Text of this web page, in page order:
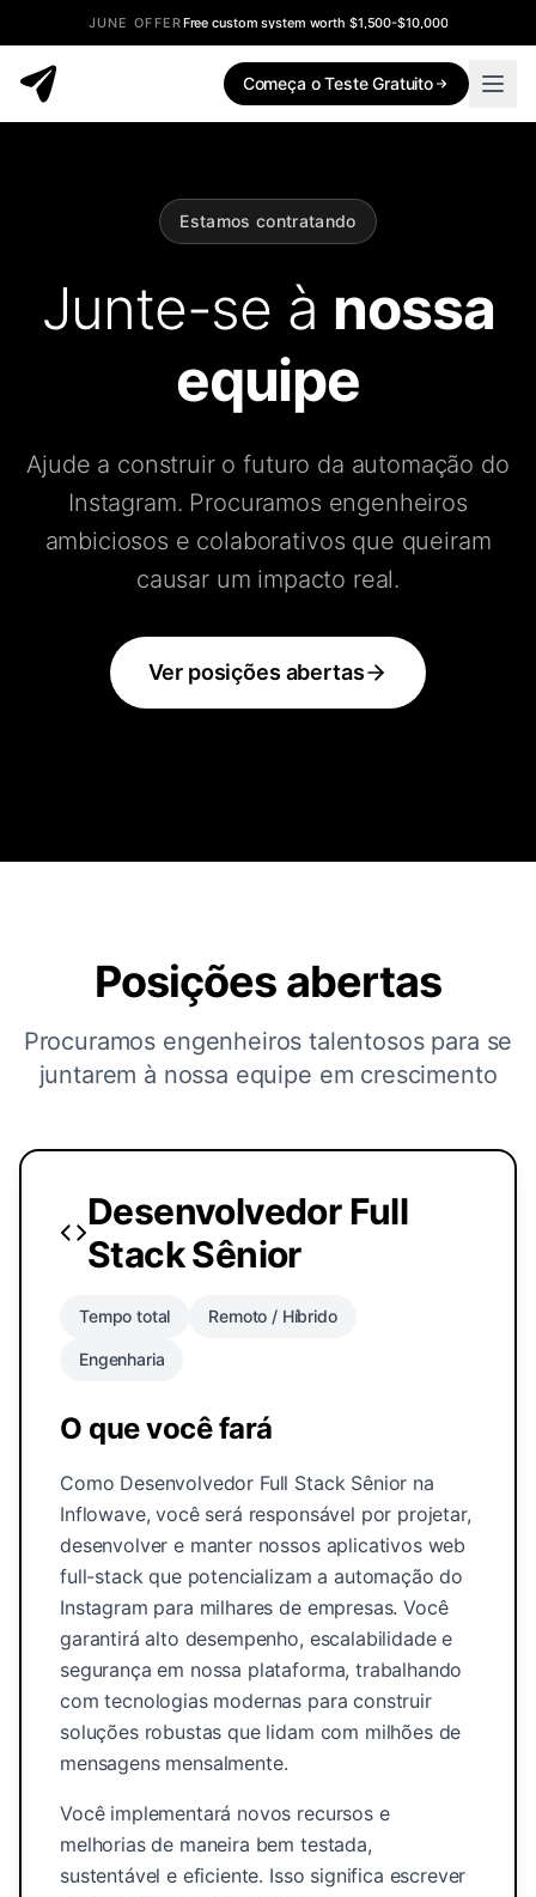
JUNE OFFERFree custom system worth $1,500-$10,000
Começa o Teste Gratuito
Estamos contratando
Junte-se à nossa
equipe
Ajude a construir o futuro da automação do
Instagram. Procuramos engenheiros
ambiciosos e colaborativos que queiram
causar um impacto real.
Ver posições abertas
Posições abertas
Procuramos engenheiros talentosos para se
juntarem à nossa equipe em crescimento
Desenvolvedor Full
Stack Sênior
Tempo total Remoto / Híbrido
Engenharia
O que você fará
Como Desenvolvedor Full Stack Sênior na
Inflowave, você será responsável por projetar,
desenvolver e manter nossos aplicativos web
full-stack que potencializam a automação do
Instagram para milhares de empresas. Você
garantirá alto desempenho, escalabilidade e
segurança em nossa plataforma, trabalhando
com tecnologias modernas para construir
soluções robustas que lidam com milhões de
mensagens mensalmente.
Você implementará novos recursos e
melhorias de maneira bem testada,
sustentável e eficiente. Isso significa escrever